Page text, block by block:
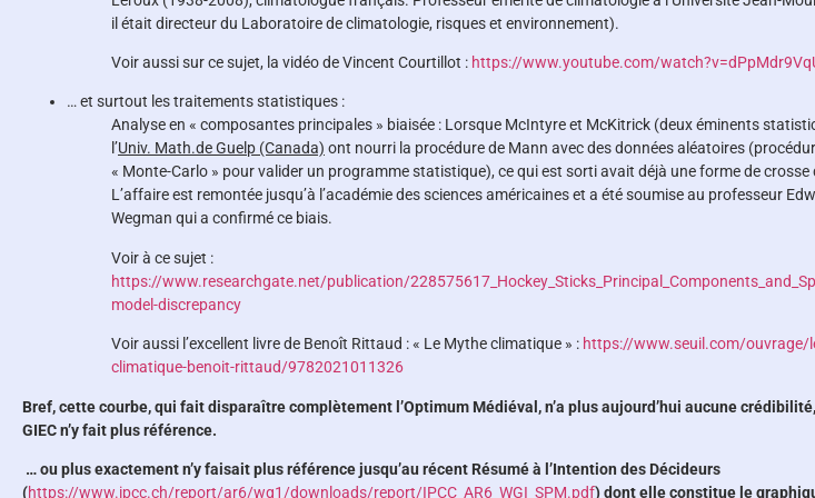
il était directeur du Laboratoire de climatologie, risques et environnement).
Voir aussi sur ce sujet, la vidéo de Vincent Courtillot : https://www.youtube.com/
… et surtout les traitements statistiques :
Analyse en « composantes principales » biaisée : Lorsque McIntyre et McKitrick (deux éminents
l’Univ. Math.deGuelp (Canada) ont nourri la procédure de Mann avec des données aléatoires
« Monte-Carlo » pour valider un programme statistique), ce qui est sorti avait déjà une forme de crosse
L’affaire est remontée jusqu’à l’académie des sciences américaines et a été soumise au professeur
Wegman qui a confirmé ce biais.
Voir à ce sujet :
https://www.researchgate.net/publication/
model-discrepancy
Voir aussi l’excellent livre de Benoît Rittaud : « Le Mythe climatique » : https://www.seuil.com/ouvrage/
climatique-benoit-rittaud/9782021011326
Bref, cette courbe, qui fait disparaître complètement l’Optimum Médiéval, n’a plus aujourd’hui aucune
GIEC n’y fait plus référence.
… ou plus exactement n’y faisait plus référence jusqu’au récent Résumé à l’Intention des Décideurs
(https://www.ipcc.ch/report/ar6/wg1/downloads/report/IPCC_AR6_WGI_SPM.pdf) dont elle constitue le